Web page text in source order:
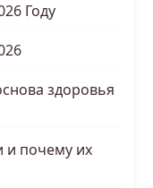
Году
здоровья
и почему их